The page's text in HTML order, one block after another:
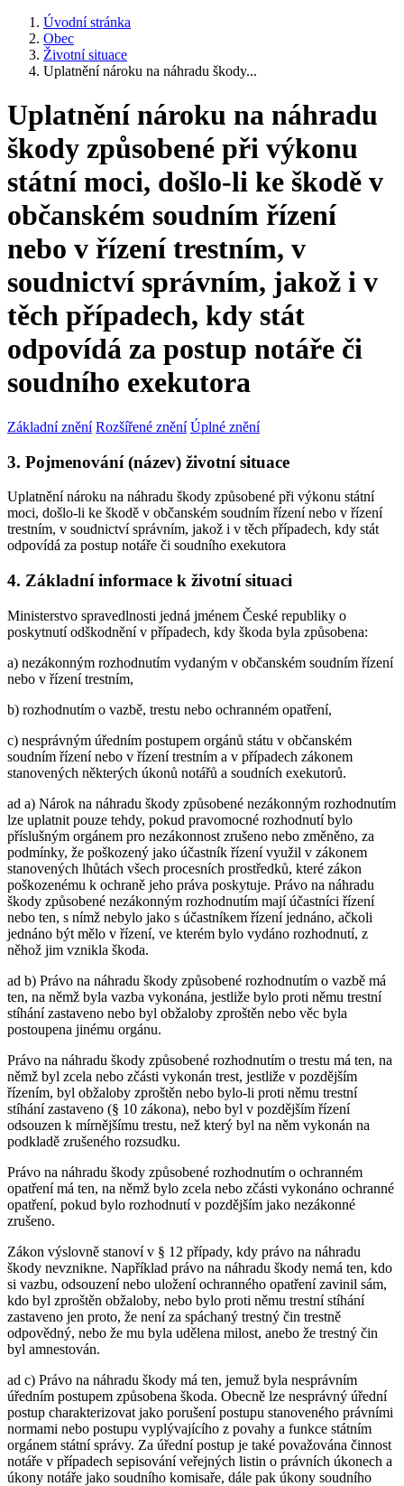
Úvodní stránka
Obec
Životní situace
Uplatnění nároku na náhradu škody...
Uplatnění nároku na náhradu
škody způsobené při výkonu
státní moci, došlo-li ke škodě v
občanském soudním řízení
nebo v řízení trestním, v
soudnictví správním, jakož i v
těch případech, kdy stát
odpovídá za postup notáře či
soudního exekutora
Základní znění Rozšířené znění Úplné znění
3. Pojmenování (název) životní situace
Uplatnění nároku na náhradu škody způsobené při výkonu státní
moci, došlo-li ke škodě v občanském soudním řízení nebo v řízení
trestním, v soudnictví správním, jakož i v těch případech, kdy stát
odpovídá za postup notáře či soudního exekutora
4. Základní informace k životní situaci
Ministerstvo spravedlnosti jedná jménem České republiky o
poskytnutí odškodnění v případech, kdy škoda byla způsobena:
a) nezákonným rozhodnutím vydaným v občanském soudním řízení
nebo v řízení trestním,
b) rozhodnutím o vazbě, trestu nebo ochranném opatření,
c) nesprávným úředním postupem orgánů státu v občanském
soudním řízení nebo v řízení trestním a v případech zákonem
stanovených některých úkonů notářů a soudních exekutorů.
ad a) Nárok na náhradu škody způsobené nezákonným rozhodnutím
lze uplatnit pouze tehdy, pokud pravomocné rozhodnutí bylo
příslušným orgánem pro nezákonnost zrušeno nebo změněno, za
podmínky, že poškozený jako účastník řízení využil v zákonem
stanovených lhůtách všech procesních prostředků, které zákon
poškozenému k ochraně jeho práva poskytuje. Právo na náhradu
škody způsobené nezákonným rozhodnutím mají účastníci řízení
nebo ten, s nímž nebylo jako s účastníkem řízení jednáno, ačkoli
jednáno být mělo v řízení, ve kterém bylo vydáno rozhodnutí, z
něhož jim vznikla škoda.
ad b) Právo na náhradu škody způsobené rozhodnutím o vazbě má
ten, na němž byla vazba vykonána, jestliže bylo proti němu trestní
stíhání zastaveno nebo byl obžaloby zproštěn nebo věc byla
postoupena jinému orgánu.
Právo na náhradu škody způsobené rozhodnutím o trestu má ten, na
němž byl zcela nebo zčásti vykonán trest, jestliže v pozdějším
řízením, byl obžaloby zproštěn nebo bylo-li proti němu trestní
stíhání zastaveno (§ 10 zákona), nebo byl v pozdějším řízení
odsouzen k mírnějšímu trestu, než který byl na něm vykonán na
podkladě zrušeného rozsudku.
Právo na náhradu škody způsobené rozhodnutím o ochranném
opatření má ten, na němž bylo zcela nebo zčásti vykonáno ochranné
opatření, pokud bylo rozhodnutí v pozdějším jako nezákonné
zrušeno.
Zákon výslovně stanoví v § 12 případy, kdy právo na náhradu
škody nevznikne. Například právo na náhradu škody nemá ten, kdo
si vazbu, odsouzení nebo uložení ochranného opatření zavinil sám,
kdo byl zproštěn obžaloby, nebo bylo proti němu trestní stíhání
zastaveno jen proto, že není za spáchaný trestný čin trestně
odpovědný, nebo že mu byla udělena milost, anebo že trestný čin
byl amnestován.
ad c) Právo na náhradu škody má ten, jemuž byla nesprávním
úředním postupem způsobena škoda. Obecně lze nesprávný úřední
postup charakterizovat jako porušení postupu stanoveného právními
normami nebo postupu vyplývajícího z povahy a funkce státním
orgánem státní správy. Za úřední postup je také považována činnost
notáře v případech sepisování veřejných listin o právních úkonech a
úkony notáře jako soudního komisaře, dále pak úkony soudního